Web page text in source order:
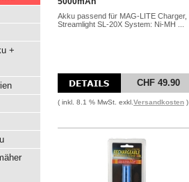
+
Akku passend für MAG-LITE Charger,
Streamlight SL-20X System: Ni-MH ...
CHF 49.90
( inkl. 8.1 % MwSt. exkl. Versandkosten )